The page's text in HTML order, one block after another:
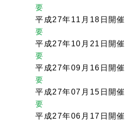
要
平成27年11月18日開催
要
平成27年10月21日開催
要
平成27年09月16日開催
要
平成27年07月15日開催
要
平成27年06月17日開催